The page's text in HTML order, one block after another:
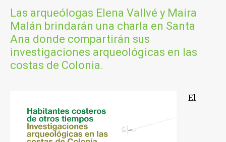
EL PROBLEMA
AMBIENTAL
PROYECTOS
ACTIVIDADES
CONTACTO
Las arqueólogas Elena Vallvé y Maira
Malán brindarán una charla en Santa
Ana donde compartirán sus
investigaciones arqueológicas en las
costas de Colonia.
El